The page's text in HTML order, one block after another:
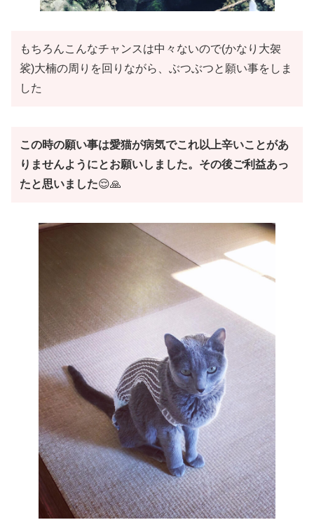
もちろんこんなチャンスは中々ないので(かなり大袈
裟)大楠の周りを回りながら、ぶつぶつと願い事をしま
した
この時の願い事は愛猫が病気でこれ以上辛いことがあ
りませんようにとお願いしました。その後ご利益あっ
たと思いました😌🙏